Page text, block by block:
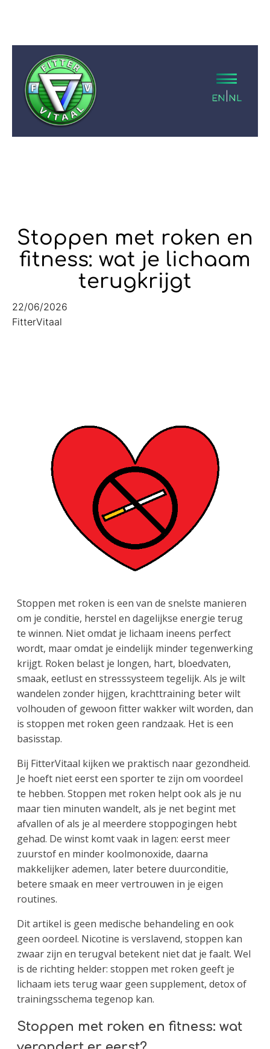
EN NL
Stoppen met roken en
fitness: wat je lichaam
terugkrijgt
22/06/2026
FitterVitaal
Stoppen met roken is een van de snelste manieren
om je conditie, herstel en dagelijkse energie terug
te winnen. Niet omdat je lichaam ineens perfect
wordt, maar omdat je eindelijk minder tegenwerking
krijgt. Roken belast je longen, hart, bloedvaten,
smaak, eetlust en stresssysteem tegelijk. Als je wilt
wandelen zonder hijgen, krachttraining beter wilt
volhouden of gewoon fitter wakker wilt worden, dan
is stoppen met roken geen randzaak. Het is een
basisstap.
Bij FitterVitaal kijken we praktisch naar gezondheid.
Je hoeft niet eerst een sporter te zijn om voordeel
te hebben. Stoppen met roken helpt ook als je nu
maar tien minuten wandelt, als je net begint met
afvallen of als je al meerdere stoppogingen hebt
gehad. De winst komt vaak in lagen: eerst meer
zuurstof en minder koolmonoxide, daarna
makkelijker ademen, later betere duurconditie,
betere smaak en meer vertrouwen in je eigen
routines.
Dit artikel is geen medische behandeling en ook
geen oordeel. Nicotine is verslavend, stoppen kan
zwaar zijn en terugval betekent niet dat je faalt. Wel
is de richting helder: stoppen met roken geeft je
lichaam iets terug waar geen supplement, detox of
trainingsschema tegenop kan.
Stoppen met roken en fitness: wat